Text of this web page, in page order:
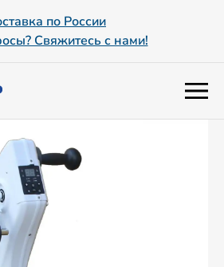
по России
Свяжитесь с нами!